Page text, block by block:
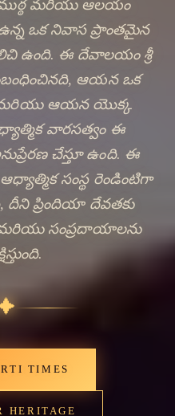
🔍
సమాజంలో
ఇది రోజువారీ పూజ
ఒక స్థలం
సన్యాసవాదం యొక్క
సంప్రదాయాలను కూడా
2వ స్టేజీ వంటి నగర
ఉనికి బెంగళూరు
ఆధ్యాత్మిక జీవితం
ఈ ఆలయం
తత్త్వశాస్త్రపరమైన
ఆశీర్వాదాలు,
మరియు సংబంధాన్ని
ఆకర్షిస్తుంది.